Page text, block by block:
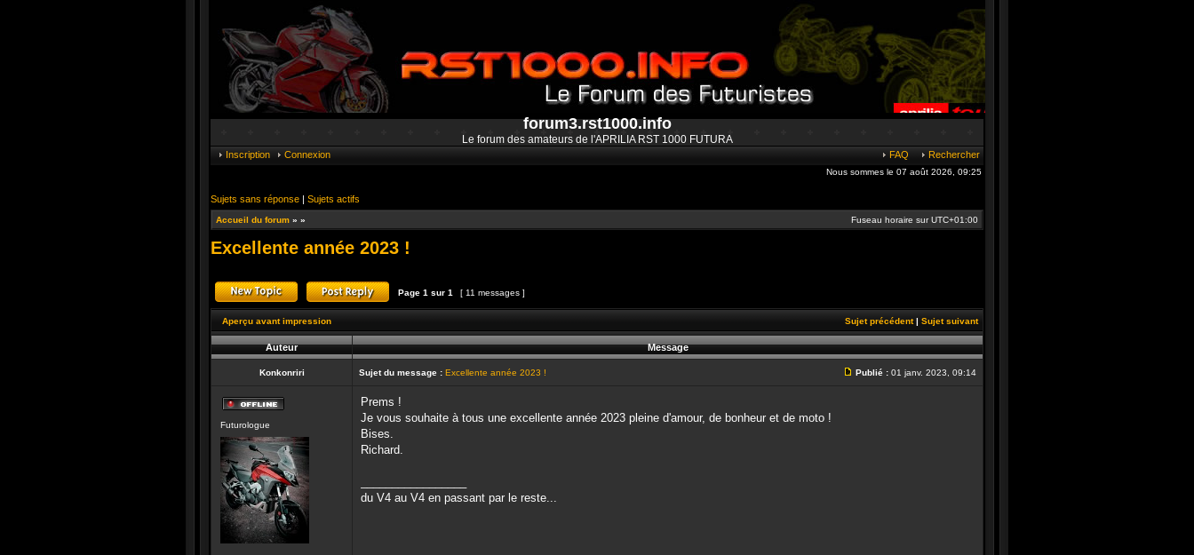
forum3.rst1000.info
Le forum des amateurs de l'APRILIA RST 1000 FUTURA
Inscription Connexion FAQ Rechercher
Nous sommes le 07 août 2026, 09:25
Sujets sans réponse | Sujets actifs
Accueil du forum » » Fuseau horaire surUTC+01:00
Excellente année 2023 !
Publier un nouveau sujetRépondre au sujet
Page 1 sur 1 [ 11 messages ]
Aperçu avant impression Sujet précédent| Sujet suivant
Auteur Message
Konkonriri Sujet du message : Excellente année 2023 !
Publié : 01 janv. 2023, 09:14
Futurologue
Prems !
Je vous souhaite à tous une excellente année 2023 pleine d'amour, de bonheur et de moto !
Bises.
Richard.
du V4 au V4 en passant par le reste...